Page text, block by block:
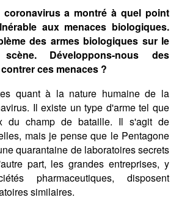
coronavirus a montré à quel point
aux menaces biologiques.
des armes biologiques sur le
Développons-nous des
ces menaces ?
quant à la nature humaine de la
Il existe un type d'arme tel que
du champ de bataille. Il s'agit de
mais je pense que le Pentagone
quarantaine de laboratoires secrets
part, les grandes entreprises, y
pharmaceutiques, disposent
similaires.